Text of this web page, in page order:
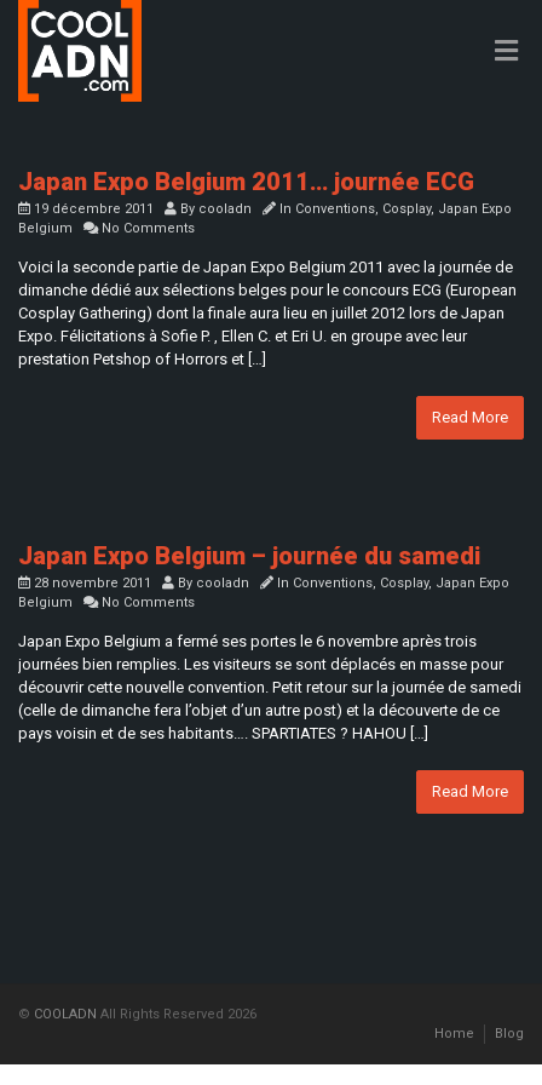
Japan Expo Belgium 2011… journée ECG
19 décembre 2011 By cooladn In Conventions, Cosplay, Japan Expo
Belgium
No Comments
Voici la seconde partie de Japan Expo Belgium 2011 avec la journée de
dimanche dédié aux sélections belges pour le concours ECG (European
Cosplay Gathering) dont la finale aura lieu en juillet 2012 lors de Japan
Expo. Félicitations à Sofie P. , Ellen C. et Eri U. en groupe avec leur
prestation Petshop of Horrors et […]
Read More
Japan Expo Belgium – journée du samedi
28 novembre 2011 By cooladn In Conventions, Cosplay, Japan Expo
Belgium
No Comments
Japan Expo Belgium a fermé ses portes le 6 novembre après trois
journées bien remplies. Les visiteurs se sont déplacés en masse pour
découvrir cette nouvelle convention. Petit retour sur la journée de samedi
(celle de dimanche fera l’objet d’un autre post) et la découverte de ce
pays voisin et de ses habitants…. SPARTIATES ? HAHOU […]
Read More
© COOLADN All Rights Reserved 2026
Home
Blog